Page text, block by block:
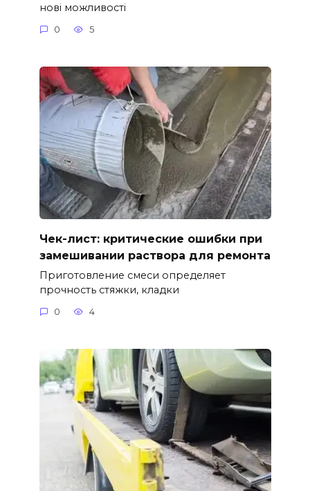
нові можливості
0 5
Чек-лист: критические ошибки при
замешивании раствора для ремонта
Приготовление смеси определяет
прочность стяжки, кладки
0 4